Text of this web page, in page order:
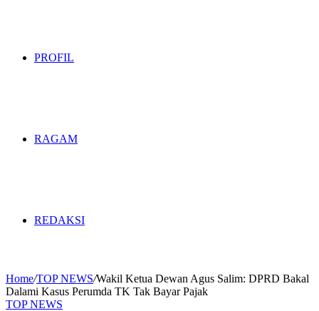
PROFIL
RAGAM
REDAKSI
Home/TOP NEWS/Wakil Ketua Dewan Agus Salim: DPRD Bakal
Dalami Kasus Perumda TK Tak Bayar Pajak
TOP NEWS